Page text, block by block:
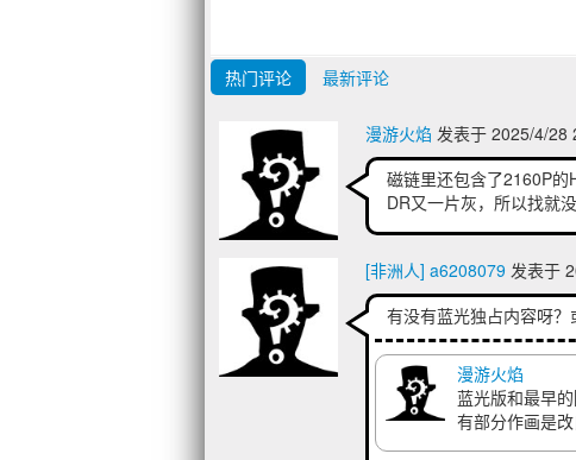
热门评论 最新评论
漫游火焰 发表于 2025/4/28
磁链里还包含了2160P的
DR又一片灰，所以找就
[非洲人] a6208079 发表于
有没有蓝光独占内容呀？
漫游火焰
蓝光版和最早
有部分作画是